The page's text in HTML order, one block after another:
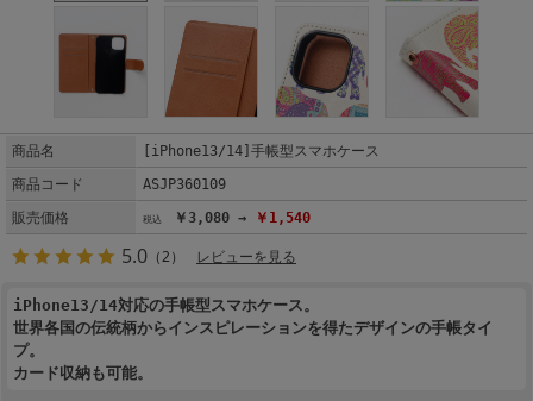
商品名
[iPhone13/14]手帳型スマホケース
商品コード
ASJP360109
販売価格
￥3,080 → ￥1,540
5.0 （2） レビューを見る
iPhone13/14対応の手帳型スマホケース。
世界各国の伝統柄からインスピレーションを得たデザインの手帳タイ
プ。
カード収納も可能。